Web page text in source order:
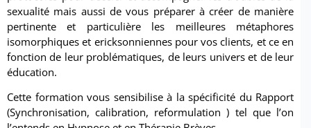
sexualité mais aussi de vous préparer à créer de manière
pertinente et particulière les meilleures métaphores
isomorphiques et ericksonniennes pour vos clients, et ce en
fonction de leur problématiques, de leurs univers et de leur
éducation.
Cette formation vous sensibilise à la spécificité du Rapport
(Synchronisation, calibration, reformulation ) tel que l’on